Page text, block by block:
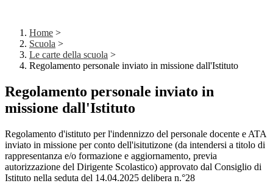
Home >
Scuola >
Le carte della scuola >
Regolamento personale inviato in missione dall'Istituto
Regolamento personale inviato in
missione dall'Istituto
Regolamento d'istituto per l'indennizzo del personale docente e ATA
inviato in missione per conto dell'isitutizone (da intendersi a titolo di
rappresentanza e/o formazione e aggiornamento, previa
autorizzazione del Dirigente Scolastico) approvato dal Consiglio di
Istituto nella seduta del 14.04.2025 delibera n.°28